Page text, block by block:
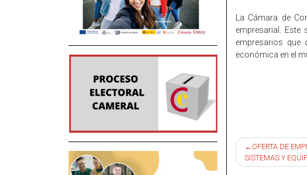
La Cámara de
empresarial.
empresarios que
económica en el
de
OFERTA DE
SISTEMAS Y